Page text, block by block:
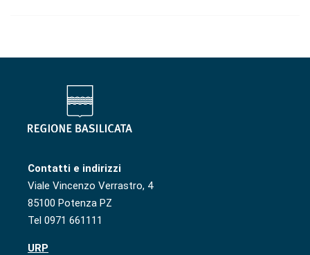
Contatti e indirizzi
Viale Vincenzo Verrastro, 4
85100 Potenza PZ
Tel 0971 661111
URP